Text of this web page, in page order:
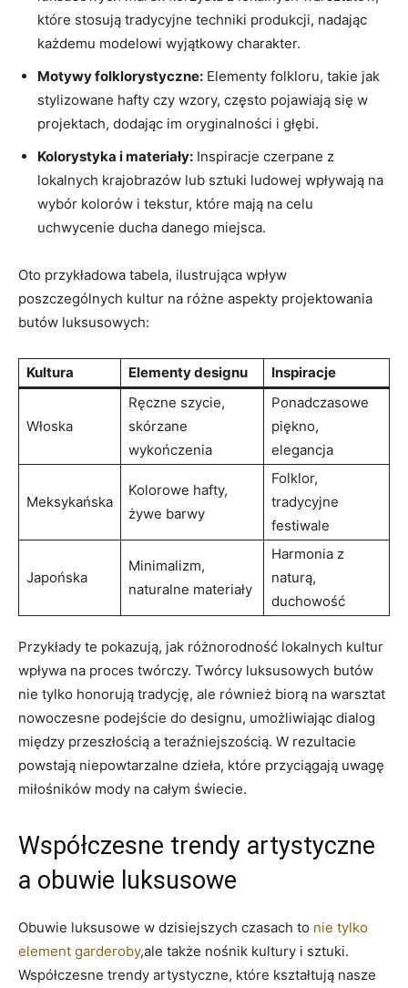
które stosują tradycyjne techniki produkcji, nadając
każdemu modelowi wyjątkowy charakter.
Motywy folklorystyczne: Elementy folkloru, takie jak
stylizowane hafty czy wzory, często pojawiają się w
projektach, dodając im oryginalności i głębi.
Kolorystyka i materiały: Inspiracje czerpane z
lokalnych krajobrazów lub sztuki ludowej wpływają na
wybór kolorów i tekstur, które mają na celu
uchwycenie ducha danego miejsca.
Oto przykładowa tabela, ilustrująca wpływ
poszczególnych kultur na różne aspekty projektowania
butów luksusowych:
Kultura Elementy designu Inspiracje
Włoska
Ręczne szycie,
skórzane
wykończenia
Ponadczasowe
piękno,
elegancja
Meksykańska
Kolorowe hafty,
żywe barwy
Folklor,
tradycyjne
festiwale
Japońska
Minimalizm,
naturalne materiały
Harmonia z
naturą,
duchowość
Przykłady te pokazują, jak różnorodność lokalnych kultur
wpływa na proces twórczy. Twórcy luksusowych butów
nie tylko honorują tradycję, ale również biorą na warsztat
nowoczesne podejście do designu, umożliwiając dialog
między przeszłością a teraźniejszością. W rezultacie
powstają niepowtarzalne dzieła, które przyciągają uwagę
miłośników mody na całym świecie.
Współczesne trendy artystyczne
a obuwie luksusowe
Obuwie luksusowe w dzisiejszych czasach to nie tylko
element garderoby,ale także nośnik kultury i sztuki.
Współczesne trendy artystyczne, które kształtują nasze